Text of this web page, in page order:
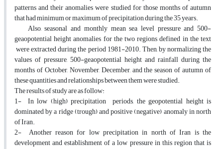
patterns and their anomalies were studied for those months of autumn
that had minimum or maximum of precipitation during the 35 years.
Also, seasonal and monthly mean sea level pressure and 500-
geaopotential height anomalies for the two regions defined in the text
were extracted during the period 1981-2010. Then, by normalizing the
values of pressure, 500-geaopotential height and rainfall during the
months of October, November, December, and the season of autumn of
these quantities and relationships between them were studied.
The results of study are as follow:
1- In low (high) precipitation periods, the geopotential height is
dominated by a ridge (trough) and positive (negative) anomaly in north
of Iran.
2- Another reason for low precipitation in north of Iran is the
development and establishment of a low pressure in this region that is